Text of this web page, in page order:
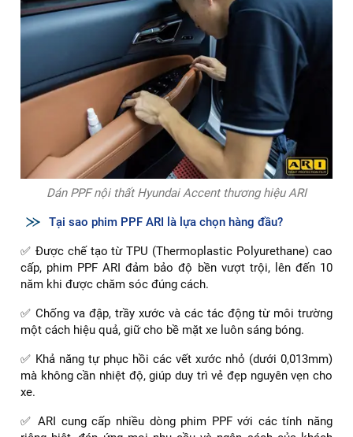
Dán PPF nội thất Hyundai Accent thương hiệu ARI
Tại sao phim PPF ARI là lựa chọn hàng đầu?
✅ Được chế tạo từ TPU (Thermoplastic Polyurethane) cao
cấp, phim PPF ARI đảm bảo độ bền vượt trội, lên đến 10
năm khi được chăm sóc đúng cách.
✅ Chống va đập, trầy xước và các tác động từ môi trường
một cách hiệu quả, giữ cho bề mặt xe luôn sáng bóng.
✅ Khả năng tự phục hồi các vết xước nhỏ (dưới 0,013mm)
mà không cần nhiệt độ, giúp duy trì vẻ đẹp nguyên vẹn cho
xe.
✅ ARI cung cấp nhiều dòng phim PPF với các tính năng